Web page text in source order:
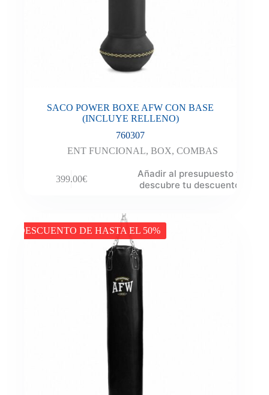
SACO POWER BOXE AFW CON BASE
(INCLUYE RELLENO)
760307
ENT FUNCIONAL, BOX, COMBAS
399.00€
Añadir al presupuesto y
descubre tu descuento
DESCUENTO DE HASTA EL 50%